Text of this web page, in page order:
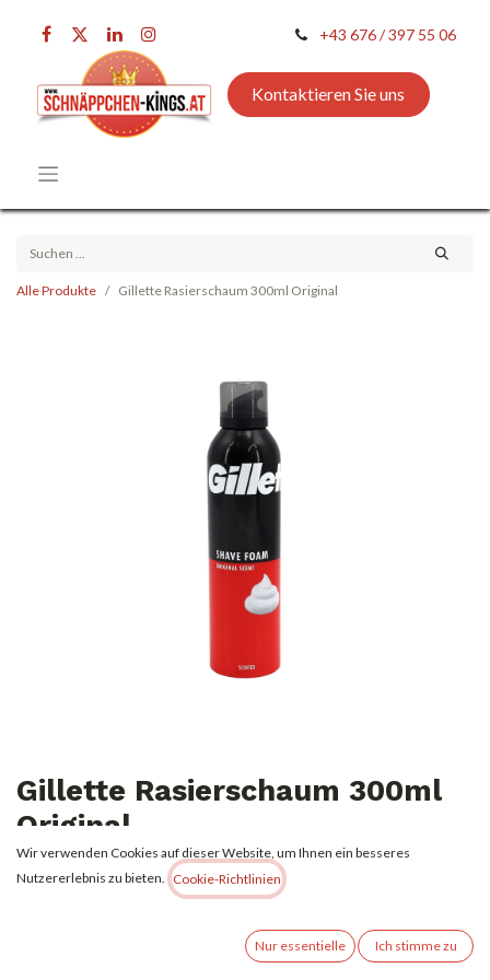
+43 676 / 397 55 06
Kontaktieren Sie uns
Alle Produkte Gillette Rasierschaum 300ml Original
Gillette Rasierschaum 300ml
Original
2,69€ Alle Preise inkl. MwSt.zzgl. Versandkosten
Wir verwenden Cookies auf dieser Website, um Ihnen ein besseres
Nutzererlebnis zu bieten.
Cookie-Richtlinien
Nur essentielle Ich stimme zu